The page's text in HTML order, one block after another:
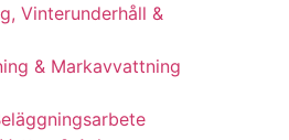
Vinterunderhåll &
& Markavvattning